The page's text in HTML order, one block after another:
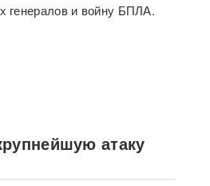
генералов и войну БПЛА.
атаку